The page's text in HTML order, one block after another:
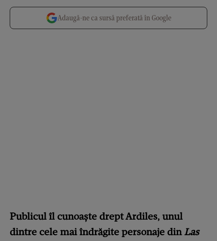
Adaugă-ne ca sursă preferată în Google
Publicul îl cunoaște drept Ardiles, unul
dintre cele mai îndrăgite personaje dinLas